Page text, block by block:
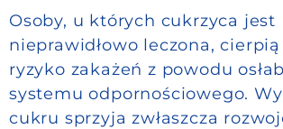
Osoby, u których cukrzyca jest
nieprawidłowo leczona,
ryzyko zakażeń z powodu
systemu odpornościowego.
cukru sprzyja zwłaszcza